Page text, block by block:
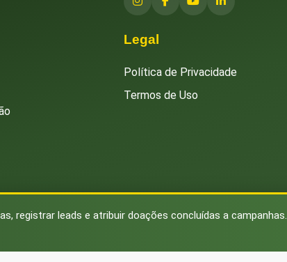
Legal
Política de Privacidade
Termos de Uso
registrar leads e atribuir doações concluídas a campanhas.